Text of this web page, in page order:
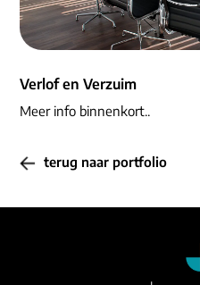
Verlof en Verzuim
Meer info binnenkort..
terug naar portfolio